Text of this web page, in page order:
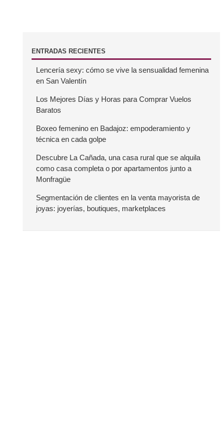
BENTRADAS RECIENTES
Lencería sexy: cómo se vive la sensualidad femenina
en San Valentín
Los Mejores Días y Horas para Comprar Vuelos
Baratos
Boxeo femenino en Badajoz: empoderamiento y
técnica en cada golpe
Descubre La Cañada, una casa rural que se alquila
como casa completa o por apartamentos junto a
Monfragüe
Segmentación de clientes en la venta mayorista de
joyas: joyerías, boutiques, marketplaces